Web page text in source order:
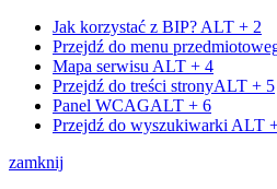
Jak korzystać z BIP? ALT + 2
Przejdź do menu
Mapa serwisu ALT + 4
Przejdź do treści stronyALT + 5
Panel WCAGALT + 6
Przejdź do wyszukiwarki ALT
zamknij